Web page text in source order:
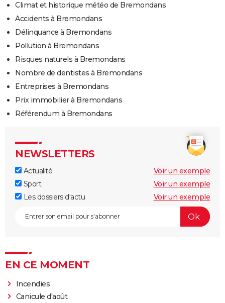
Climat et historique météo de Bremondans
Accidents à Bremondans
Délinquance à Bremondans
Pollution à Bremondans
Risques naturels à Bremondans
Nombre de dentistes à Bremondans
Entreprises à Bremondans
Prix immobilier à Bremondans
Référendum à Bremondans
NEWSLETTERS
Actualité
Voir un exemple
Sport
Voir un exemple
Les dossiers d'actu
Voir un exemple
EN CE MOMENT
Incendies
Canicule d'août